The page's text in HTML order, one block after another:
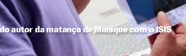
autor da matança de Munique com o ISIS